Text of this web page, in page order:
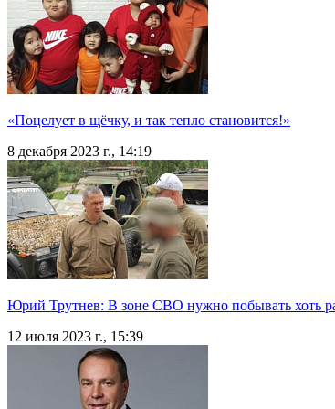
«Поцелует в щёчку, и так тепло становится!»
8 декабря 2023 г., 14:19
Юрий Трутнев: В зоне СВО нужно побывать хоть
12 июля 2023 г., 15:39